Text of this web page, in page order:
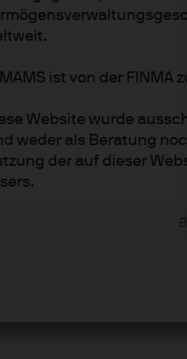
ist von der FINMA
Website wurde
weder als Beratung
der auf dieser
Informationen auf
Anleger –
Anleger
Vorschriften
& Co., alle Rechte vorbehalten.